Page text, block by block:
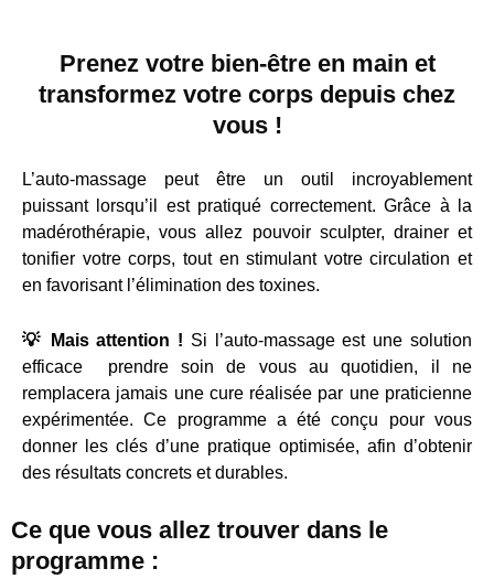
Prenez votre bien-être en main et
transformez votre corps depuis chez
vous !
L’auto-massage peut être un outil incroyablement
puissant lorsqu’il est pratiqué correctement. Grâce à la
madérothérapie, vous allez pouvoir sculpter, drainer et
tonifier votre corps, tout en stimulant votre circulation et
en favorisant l’élimination des toxines.
💡 Mais attention ! Si l’auto-massage est une solution
efficace prendre soin de vous au quotidien, il ne
remplacera jamais une cure réalisée par une praticienne
expérimentée. Ce programme a été conçu pour vous
donner les clés d’une pratique optimisée, afin d’obtenir
des résultats concrets et durables.
Ce que vous allez trouver dans le
programme :